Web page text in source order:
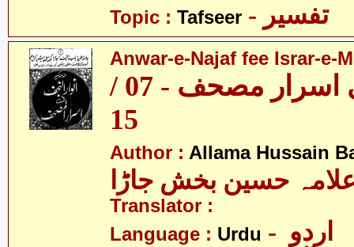
Topic : Tafseer - تفسیر
Anwar-e-Najaf fee Israr-e-
انوار نجف فی اسرار مصحف - 07 /
15
Author : Allama Hussain
حسین بخش جاڑا
Translator :
Language : Urdu